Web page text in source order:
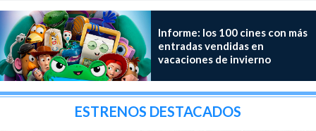
Informe: los 100 cines con más
entradas vendidas en
vacaciones de invierno
ESTRENOS DESTACADOS